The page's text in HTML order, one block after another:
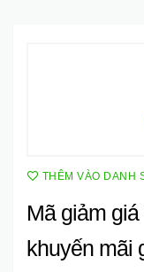
THÊM VÀO DANH
Mã giảm
khuyến mãi